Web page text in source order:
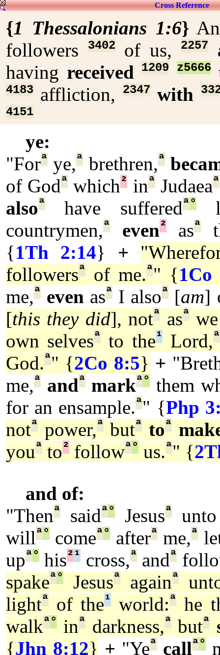
Cross Reference
{1 Thessalonians 1:6}
followers
3402 of us, 2257
having received 1209 z5666
4183 affliction, 2347 with
4151
ye:
"Forª ye,ª brethren,ª
of Godª which² inªJudaeaª
alsoª have sufferedª°
countrymen,ª even²asª
{1Th 2:14} +
followersª of me.ª" {1Co
me,ª even asª I alsoª [am]
[this they did], notª asª
own selvesª to the¹Lord,ª
God.ª" {2Co 8:5} +
me,ª andªmarkª° them
for an ensample.ª" {Php
notª power,ª butª toª
youª to² followª° us.ª" {
and of:
"Thenª saidª°Jesusªunto
willª° comeª° afterªme,ª
upª° his²¹ cross,ªandª
spakeª° Jesusª againª
lightª of the¹ world:ª
he
walkª° inª darkness,ª butª
{Jhn 8:12} + "Yeª callª°